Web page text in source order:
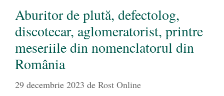
Aburitor de plută, defectolog,
discotecar, aglomeratorist, printre
meseriile din nomenclatorul din
România
29 decembrie 2023 de Rost Online